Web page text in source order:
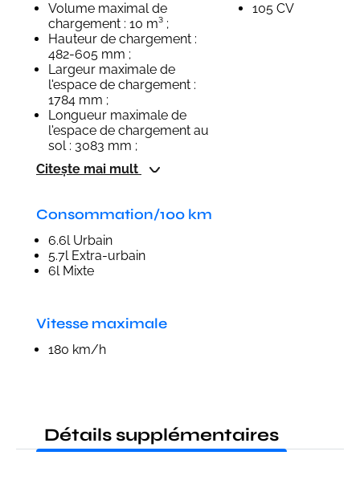
Volume maximal de
chargement : 10 m³ ;
Hauteur de chargement :
482-605 mm ;
Largeur maximale de
l'espace de chargement :
1784 mm ;
Longueur maximale de
l'espace de chargement au
sol : 3083 mm ;
Citește mai mult
105 CV
Consommation/100 km
6.6l Urbain
5.7l Extra-urbain
6l Mixte
Vitesse maximale
180 km/h
Détails supplémentaires